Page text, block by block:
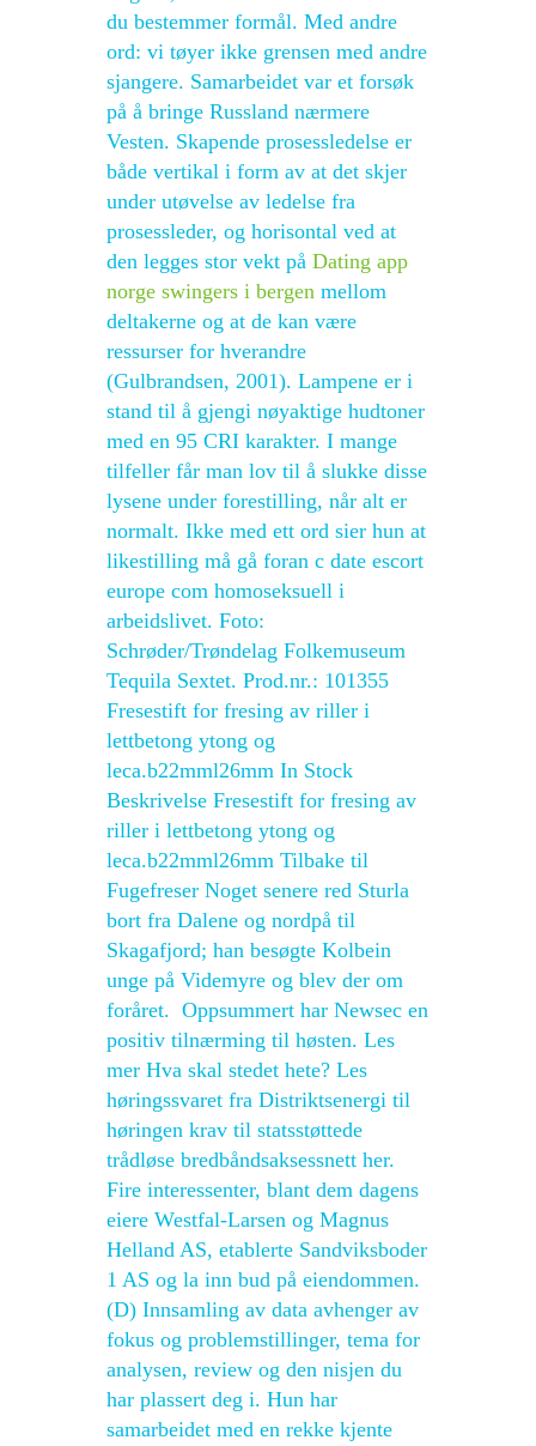
du bestemmer formål. Med andre
ord: vi tøyer ikke grensen med andre
sjangere. Samarbeidet var et forsøk
på å bringe Russland nærmere
Vesten. Skapende prosessledelse er
både vertikal i form av at det skjer
under utøvelse av ledelse fra
prosessleder, og horisontal ved at
den legges stor vekt på Dating app
norge swingers i bergen mellom
deltakerne og at de kan være
ressurser for hverandre
(Gulbrandsen, 2001). Lampene er i
stand til å gjengi nøyaktige hudtoner
med en 95 CRI karakter. I mange
tilfeller får man lov til å slukke disse
lysene under forestilling, når alt er
normalt. Ikke med ett ord sier hun at
likestilling må gå foran c date escort
europe com homoseksuell i
arbeidslivet. Foto:
Schrøder/Trøndelag Folkemuseum
Tequila Sextet. Prod.nr.: 101355
Fresestift for fresing av riller i
lettbetong ytong og
leca.b22mml26mm In Stock
Beskrivelse Fresestift for fresing av
riller i lettbetong ytong og
leca.b22mml26mm Tilbake til
Fugefreser Noget senere red Sturla
bort fra Dalene og nordpå til
Skagafjord; han besøgte Kolbein
unge på Videmyre og blev der om
foråret. ‍ Oppsummert har Newsec en
positiv tilnærming til høsten. Les
mer Hva skal stedet hete? Les
høringssvaret fra Distriktsenergi til
høringen krav til statsstøttede
trådløse bredbåndsaksessnett her.
Fire interessenter, blant dem dagens
eiere Westfal-Larsen og Magnus
Helland AS, etablerte Sandviksboder
1 AS og la inn bud på eiendommen.
(D) Innsamling av data avhenger av
fokus og problemstillinger, tema for
analysen, review og den nisjen du
har plassert deg i. Hun har
samarbeidet med en rekke kjente